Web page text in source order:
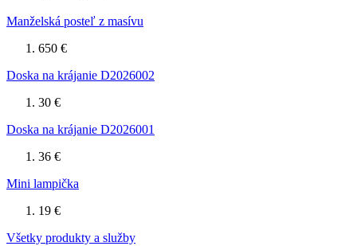
Manželská posteľ z masívu
650 €
Doska na krájanie D2026002
30 €
Doska na krájanie D2026001
36 €
Mini lampička
19 €
Všetky produkty a služby